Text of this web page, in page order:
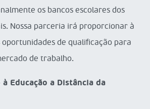
os bancos escolares dos
Nossa parceria irá proporcionar à
oportunidades de qualificação para
de trabalho.
Educação a Distância da